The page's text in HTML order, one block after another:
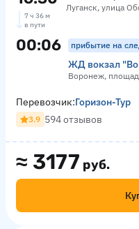
Луганск, улица
7 ч 36 м
в пути
00:06 прибытие на
ЖД вокзал
Воронеж,
≈ 3177 руб.
Перевозчик:Горизон-Тур
3.9 594 отзывов